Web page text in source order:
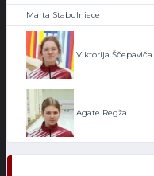
Marta Stabulniece
Viktorija Ščepaviča
Agate Regža